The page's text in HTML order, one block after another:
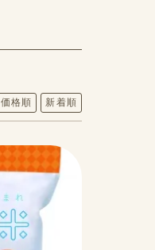
価格順 新着順